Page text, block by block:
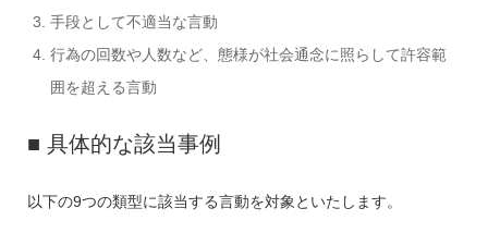
手段として不適当な言動
行為の回数や人数など、態様が社会通念に照らして許容範
囲を超える言動
■ 具体的な該当事例
以下の9つの類型に該当する言動を対象といたします。